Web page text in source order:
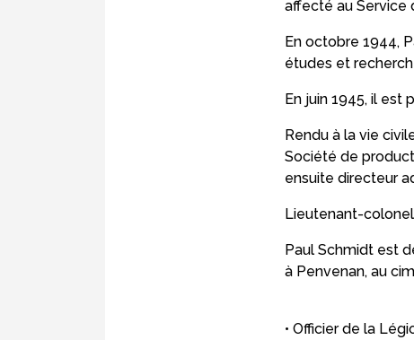
affecté au Service
En octobre 1944,
études et
En juin 1945, il est
Rendu à la vie
Société de
ensuite directeur
Lieutenant-
Paul Schmidt est
à Penvenan, au
• Officier de la